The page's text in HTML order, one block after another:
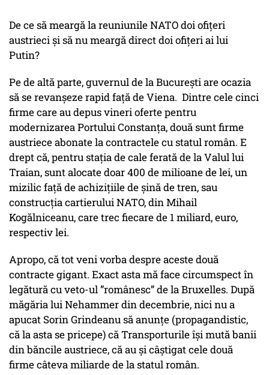
De ce să meargă la reuniunile NATO doi ofițeri
austrieci și să nu meargă direct doi ofițeri ai lui
Putin?
Pe de altă parte, guvernul de la București are ocazia
să se revanșeze rapid față de Viena. Dintre cele cinci
firme care au depus vineri oferte pentru
modernizarea Portului Constanța, două sunt firme
austriece abonate la contractele cu statul român. E
drept că, pentru stația de cale ferată de la Valul lui
Traian, sunt alocate doar 400 de milioane de lei, un
mizilic față de achizițiile de șină de tren, sau
construcția cartierului NATO, din Mihail
Kogălniceanu, care trec fiecare de 1 miliard, euro,
respectiv lei.
Apropo, că tot veni vorba despre aceste două
contracte gigant. Exact asta mă face circumspect în
legătură cu veto-ul ”românesc” de la Bruxelles. După
măgăria lui Nehammer din decembrie, nici nu a
apucat Sorin Grindeanu să anunțe (propagandistic,
că la asta se pricepe) că Transporturile își mută banii
din băncile austriece, că au și câștigat cele două
firme câteva miliarde de la statul român.